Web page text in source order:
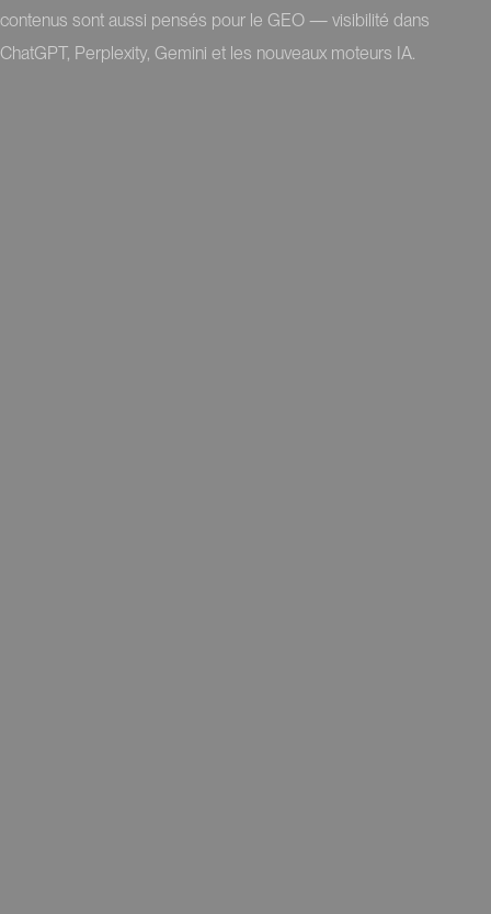
contenus sont aussi pensés pour le GEO — visibilité dans
ChatGPT, Perplexity, Gemini et les nouveaux moteurs IA.